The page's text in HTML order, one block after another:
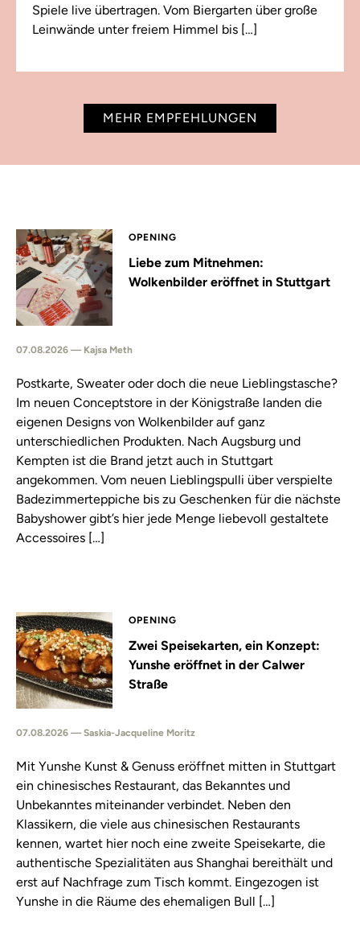
Spiele live übertragen. Vom Biergarten über große
Leinwände unter freiem Himmel bis […]
MEHR EMPFEHLUNGEN
OPENING
Liebe zum Mitnehmen:
Wolkenbilder eröffnet in Stuttgart
07.08.2026 — Kajsa Meth
Postkarte, Sweater oder doch die neue Lieblingstasche?
Im neuen Conceptstore in der Königstraße landen die
eigenen Designs von Wolkenbilder auf ganz
unterschiedlichen Produkten. Nach Augsburg und
Kempten ist die Brand jetzt auch in Stuttgart
angekommen. Vom neuen Lieblingspulli über verspielte
Badezimmerteppiche bis zu Geschenken für die nächste
Babyshower gibt’s hier jede Menge liebevoll gestaltete
Accessoires […]
OPENING
Zwei Speisekarten, ein Konzept:
Yunshe eröffnet in der Calwer
Straße
07.08.2026 — Saskia-Jacqueline Moritz
Mit Yunshe Kunst & Genuss eröffnet mitten in Stuttgart
ein chinesisches Restaurant, das Bekanntes und
Unbekanntes miteinander verbindet. Neben den
Klassikern, die viele aus chinesischen Restaurants
kennen, wartet hier noch eine zweite Speisekarte, die
authentische Spezialitäten aus Shanghai bereithält und
erst auf Nachfrage zum Tisch kommt. Eingezogen ist
Yunshe in die Räume des ehemaligen Bull […]